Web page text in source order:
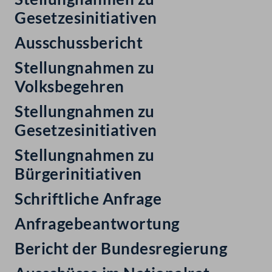
Gesetzesinitiativen
Ausschussbericht
Stellungnahmen zu
Volksbegehren
Stellungnahmen zu
Gesetzesinitiativen
Stellungnahmen zu
Bürgerinitiativen
Schriftliche Anfrage
Anfragebeantwortung
Bericht der Bundesregierung